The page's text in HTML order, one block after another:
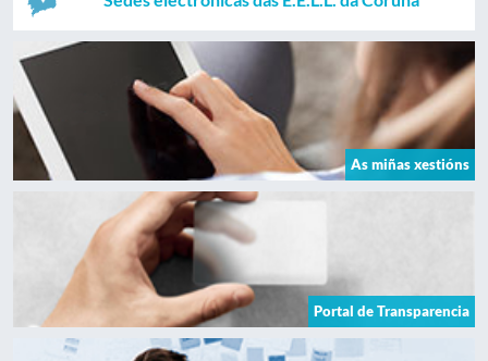
As miñas xestións
Portal de Transparencia